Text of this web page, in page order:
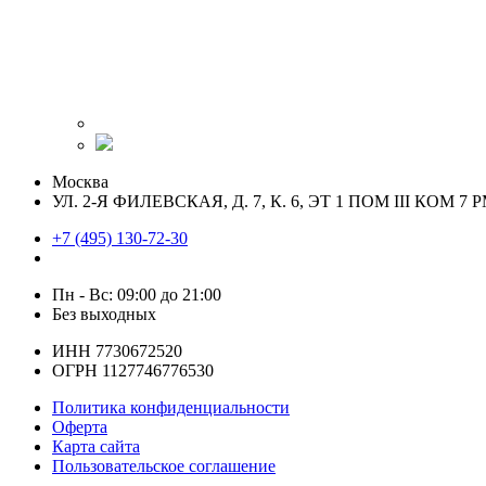
Москва
УЛ. 2-Я ФИЛЕВСКАЯ, Д. 7, К. 6, ЭТ 1 ПОМ III КОМ 7
+7 (495) 130-72-30
Пн - Вс: 09:00 до 21:00
Без выходных
ИНН 7730672520
ОГРН 1127746776530
Политика конфиденциальности
Оферта
Карта сайта
Пользовательское соглашение